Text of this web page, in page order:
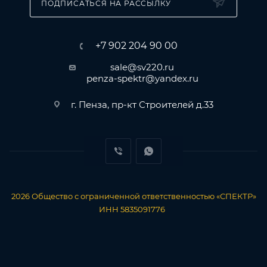
ПОДПИСАТЬСЯ НА РАССЫЛКУ
+7 902 204 90 00
sale@sv220.ru
penza-spektr@yandex.ru
г. Пенза, пр-кт Строителей д.33
2026 Общество с ограниченной ответственностью «СПЕКТР»
ИНН 5835091776